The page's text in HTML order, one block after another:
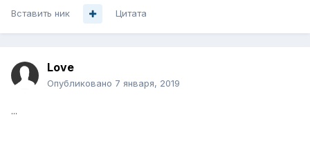
Вставить ник Цитата
Love
Опубликовано 7 января, 2019
...